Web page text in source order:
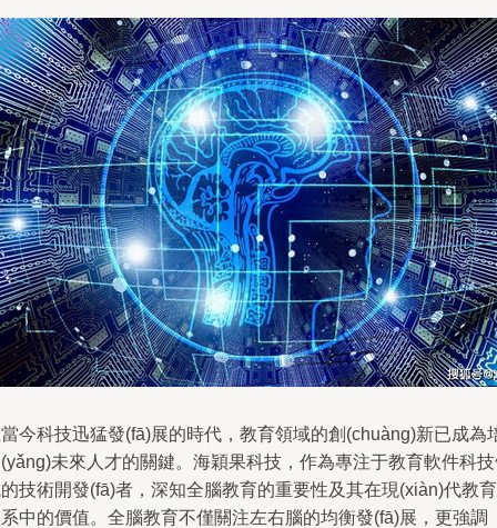
今科技迅猛發(fā)展的時代，教育領域的創(chuàng)新已成為
未來人才的關鍵。海穎果科技，作為專注于教育軟件科
技術開發(fā)者，深知全腦教育的重要性及其在現(xiàn)代教育
中的價值。全腦教育不僅關注左右腦的均衡發(fā)展，更強調